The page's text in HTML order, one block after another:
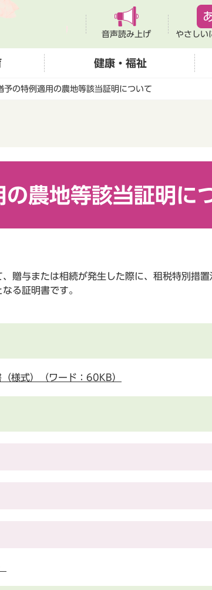
音声読み上げ やさしい
健康・福祉
予の特例適用の農地等該当証明について
農地等該当証明に
贈与または相続が発生した際に、租税特別措
る証明書です。
様式）（ワード：60KB）